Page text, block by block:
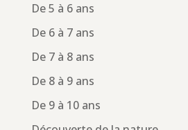
De 5 à 6 ans
De 6 à 7 ans
De 7 à 8 ans
De 8 à 9 ans
De 9 à 10 ans